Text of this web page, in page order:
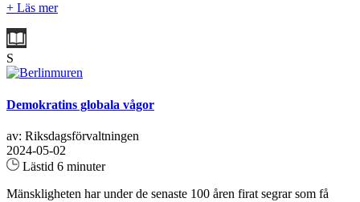
+ Läs mer
S
Demokratins globala vågor
av: Riksdagsförvaltningen
2024-05-02
Lästid 6 minuter
Mänskligheten har under de senaste 100 åren firat segrar som få